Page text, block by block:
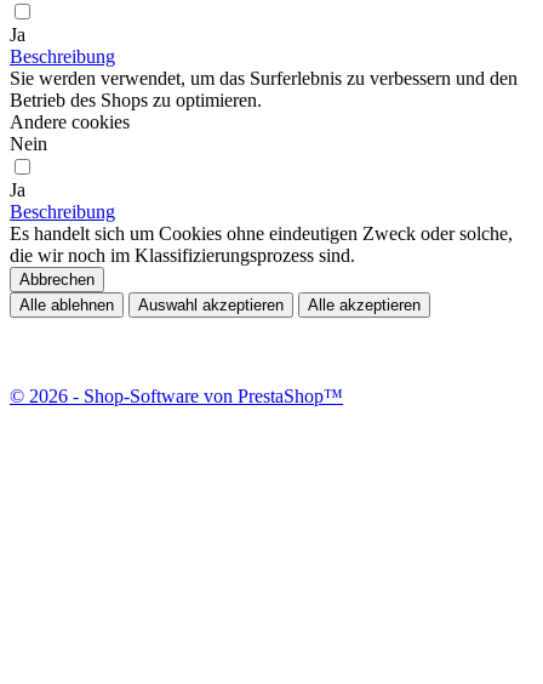
Ja
Beschreibung
Sie werden verwendet, um das Surferlebnis zu verbessern und den
Betrieb des Shops zu optimieren.
Andere cookies
Nein
Ja
Beschreibung
Es handelt sich um Cookies ohne eindeutigen Zweck oder solche,
die wir noch im Klassifizierungsprozess sind.
Abbrechen
Alle ablehnen
Auswahl akzeptieren Alle akzeptieren
© 2026 - Shop-Software von PrestaShop™